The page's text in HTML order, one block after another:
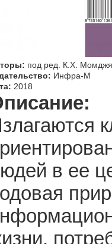
под ред. К.Х.
Инфра-М
2018
в ее